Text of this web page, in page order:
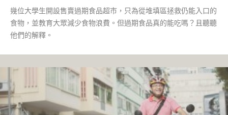
幾位大學生開設售賣過期食品超市，只為從堆填區拯救仍能入口的
食物，並教育大眾減少食物浪費。但過期食品真的能吃嗎？且聽聽
他們的解釋。